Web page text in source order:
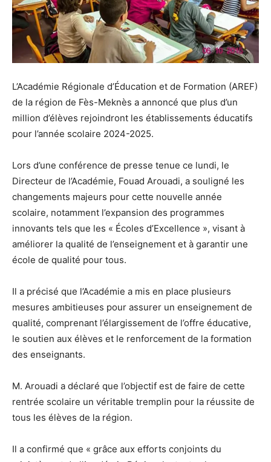
L’Académie Régionale d’Éducation et de Formation (AREF)
de la région de Fès-Meknès a annoncé que plus d’un
million d’élèves rejoindront les établissements éducatifs
pour l’année scolaire 2024-2025.
Lors d’une conférence de presse tenue ce lundi, le
Directeur de l’Académie, Fouad Arouadi, a souligné les
changements majeurs pour cette nouvelle année
scolaire, notamment l’expansion des programmes
innovants tels que les « Écoles d’Excellence », visant à
améliorer la qualité de l’enseignement et à garantir une
école de qualité pour tous.
Il a précisé que l’Académie a mis en place plusieurs
mesures ambitieuses pour assurer un enseignement de
qualité, comprenant l’élargissement de l’offre éducative,
le soutien aux élèves et le renforcement de la formation
des enseignants.
M. Arouadi a déclaré que l’objectif est de faire de cette
rentrée scolaire un véritable tremplin pour la réussite de
tous les élèves de la région.
Il a confirmé que « grâce aux efforts conjoints du